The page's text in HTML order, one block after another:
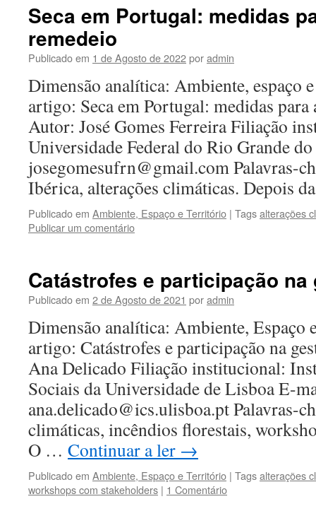
Seca em Portugal: medidas
remedeio
Publicado em 1 de Agosto de 2022poradmin
Dimensão analítica: Ambiente,
artigo: Seca em Portugal: medidas
Autor: José Gomes Ferreira Filiação
Universidade Federal do Rio Grande
josegomesufrn@gmail.com Palavras-
Ibérica, alterações climáticas. Depois
Publicado em Ambiente, Espaço e Território | Tagsalterações
Publicar um comentário
Catástrofes e participação
Publicado em 2 de Agosto de 2021 poradmin
Dimensão analítica: Ambiente,
artigo: Catástrofes e participação na
Ana Delicado Filiação institucional:
Sociais da Universidade de Lisboa E-
ana.delicado@ics.ulisboa.pt Palavras-
climáticas, incêndios florestais,
O … Continuar a ler →
Publicado em Ambiente, Espaço e Território | Tagsalterações
workshops com stakeholders | 1 Comentário